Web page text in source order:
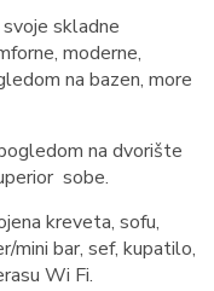
skladne
moderne,
na bazen, more
na dvorište
sobe.
kreveta, sofu,
mini bar, sef, kupatilo,
Wi Fi.